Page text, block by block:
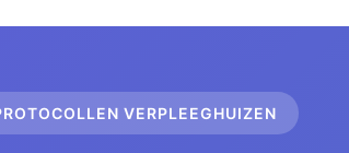
VERPLEEGHUIZEN